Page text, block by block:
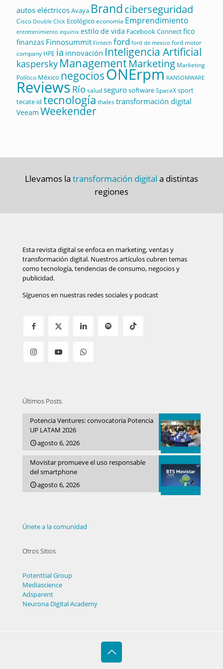
autos eléctricosAvaya Brandciberseguridad
Cisco Double Click Ecológico economía Emprendimiento
entretenimiento equinix estilo de vida Facebook Connectfico
finanzas Finnosummit Fintech ford ford de mexico ford motor
company HPE ia innovación Inteligencia Artificial
kaspersky ManagementMarketing Marketing
Político México negociosONErpm RANSOMWARE
Reviews Río saludsegurosoftwareSpaceXsport
tecate id tecnología thalestransformación digital
Veeam Weekender
Llevamos la transformación digital a distintas
regiones
Esta revista digital se enfoca en marketing, ventas y
transformación digital. Nuestros artículos cubren temas
como tecnología, tendencias de consumo, negocios y
publicidad.
Síguenos en nuestras redes sociales y podcast
Últimos Posts
Potencia Ventures: convocatoria Potencia
UP LATAM 2026
agosto 6, 2026
Movistar promueve el uso responsable
del smartphone
agosto 6, 2026
Únete a la comunidad
Otros Sitios
Potenttial Group
Mediascience
Adsparent
Neurona Digital Academy